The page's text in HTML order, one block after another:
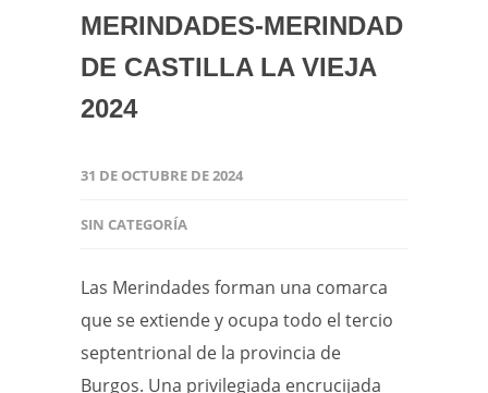
MERINDADES-MERINDAD
DE CASTILLA LA VIEJA
2024
31 DE OCTUBRE DE 2024
SIN CATEGORÍA
Las Merindades forman una comarca
que se extiende y ocupa todo el tercio
septentrional de la provincia de
Burgos. Una privilegiada encrucijada